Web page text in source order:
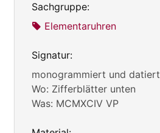
Sachgruppe:
Elementaruhren
Signatur:
monogrammiert und datiert
Wo: Zifferblätter unten
Was: MCMXCIV VP